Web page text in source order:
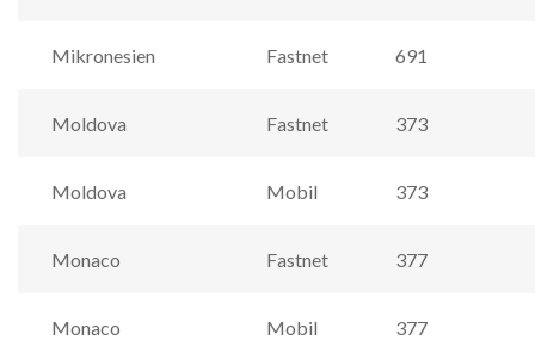
Mikronesien Fastnet 691
Moldova Fastnet 373
Moldova Mobil 373
Monaco Fastnet 377
Monaco Mobil 377